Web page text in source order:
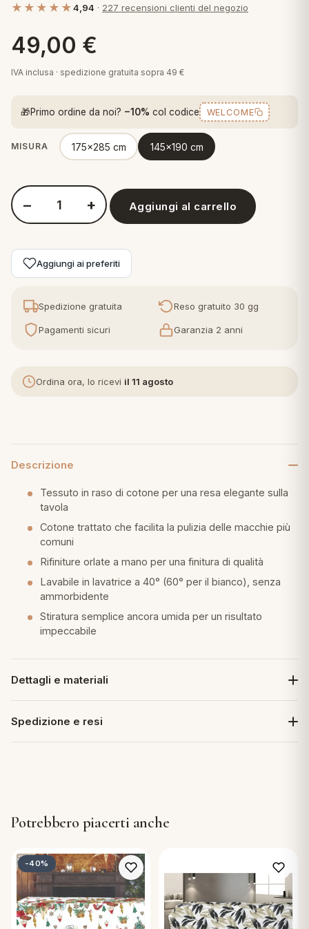
Letto
letto
e Pigiami
arredo
per cuscini
Step
in fibra
in piuma d'oca
in piuma
Tappeti Cartoons
Trapuntini Cartoons
★★★★★4,94 · 227 recensioni clienti del negozio
49,00 €
IVA inclusa · spedizione gratuita sopra 49 €
🎁Primo ordine da noi? −10% col codice WELCOME
MISURA 175x285 cm 145x190 cm
Quantità Tag House Tovaglia Sciccosa in Raso - Lawinia
− + Aggiungi al carrello
Aggiungi ai preferiti
Spedizione gratuita Reso gratuito 30 gg
Pagamenti sicuri Garanzia 2 anni
Ordina ora, lo ricevi il 11 agosto
Descrizione
Tessuto in raso di cotone per una resa elegante sulla
tavola
Cotone trattato che facilita la pulizia delle macchie più
comuni
Rifiniture orlate a mano per una finitura di qualità
Lavabile in lavatrice a 40° (60° per il bianco), senza
ammorbidente
Stiratura semplice ancora umida per un risultato
impeccabile
Dettagli e materiali
Spedizione e resi
Potrebbero piacerti anche
-40%